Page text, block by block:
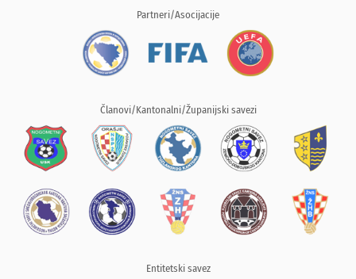
Partneri/Asocijacije
Članovi/Kantonalni/Županijski savezi
Entitetski savez